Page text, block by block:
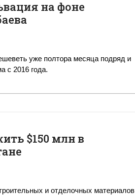
на фоне
уже полтора месяца подряд и
с 2016 года.
$150 млн в
и отделочных материалов